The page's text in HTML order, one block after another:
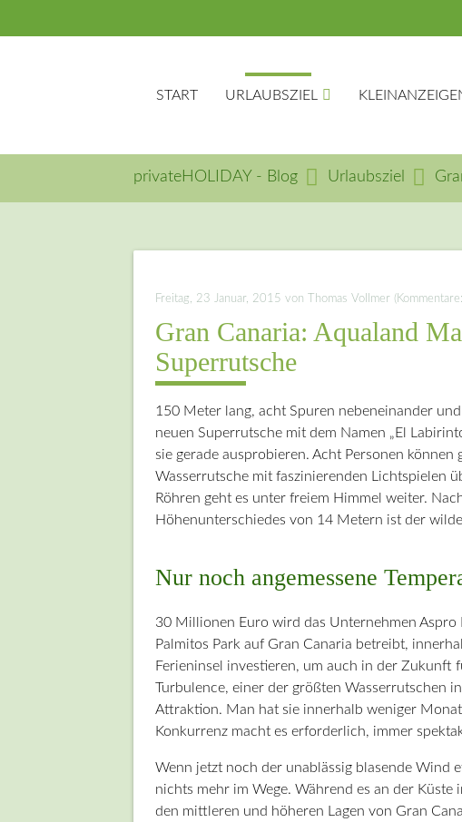
START URLAUBSZIEL
privateHOLIDAY - Blog Urlaubsziel
Freitag, 23 Januar, 2015 von Thomas Vollmer
Gran Canaria: Aqualand
Superrutsche
150 Meter lang, acht Spuren nebeneinander
neuen Superrutsche mit dem Namen „El
sie gerade ausprobieren. Acht Personen
Wasserrutsche mit faszinierenden Lichtspielen
Röhren geht es unter freiem Himmel weiter.
Höhenunterschiedes von 14 Metern ist der
Nur noch angemessene
30 Millionen Euro wird das Unternehmen Aspro
Palmitos Park auf Gran Canaria betreibt,
Ferieninsel investieren, um auch in der Zukunft
Turbulence, einer der größten Wasserrutschen
Attraktion. Man hat sie innerhalb weniger
Konkurrenz macht es erforderlich, immer
Wenn jetzt noch der unablässig blasende Wind
nichts mehr im Wege. Während es an der
den mittleren und höheren Lagen von Gran